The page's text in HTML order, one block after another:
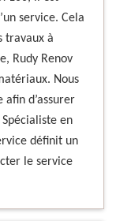
service. Cela
travaux à
Rudy Renov
Nous
d’assurer
en
définit un
le service